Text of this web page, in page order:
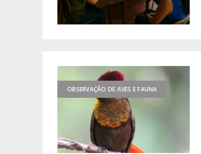
OBSERVAÇÃO DE AVES E FAUNA